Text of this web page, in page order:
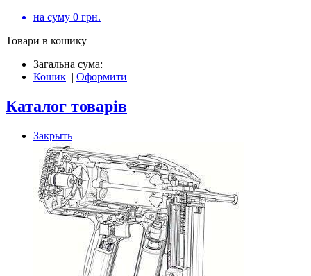
на суму 0 грн.
Товари в кошику
Загальна сума:
Кошик | Оформити
Каталог товарів
Закрыть